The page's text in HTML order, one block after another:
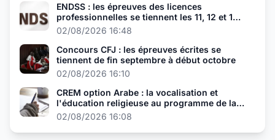
ENDSS : les épreuves des licences
professionnelles se tiennent les 11, 12 et 13
août
02/08/2026 16:48
Concours CFJ : les épreuves écrites se
tiennent de fin septembre à début octobre
02/08/2026 16:10
CREM option Arabe : la vocalisation et
l'éducation religieuse au programme de la
présélection
02/08/2026 16:08